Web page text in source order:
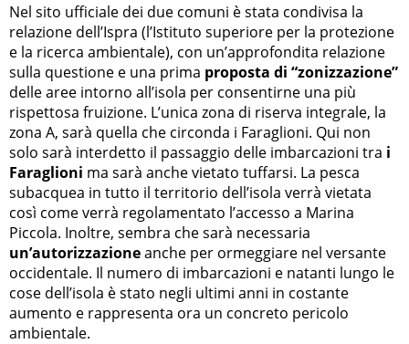
Nel sito ufficiale dei due comuni è stata condivisa la
relazione dell’Ispra (l’Istituto superiore per la protezione
e la ricerca ambientale), con un’approfondita relazione
sulla questione e una prima proposta di “zonizzazione”
delle aree intorno all’isola per consentirne una più
rispettosa fruizione. L’unica zona di riserva integrale, la
zona A, sarà quella che circonda i Faraglioni. Qui non
solo sarà interdetto il passaggio delle imbarcazioni tra i
Faraglioni ma sarà anche vietato tuffarsi. La pesca
subacquea in tutto il territorio dell’isola verrà vietata
così come verrà regolamentato l’accesso a Marina
Piccola. Inoltre, sembra che sarà necessaria
un’autorizzazioneanche per ormeggiare nel versante
occidentale. Il numero di imbarcazioni e natanti lungo le
cose dell’isola è stato negli ultimi anni in costante
aumento e rappresenta ora un concreto pericolo
ambientale.